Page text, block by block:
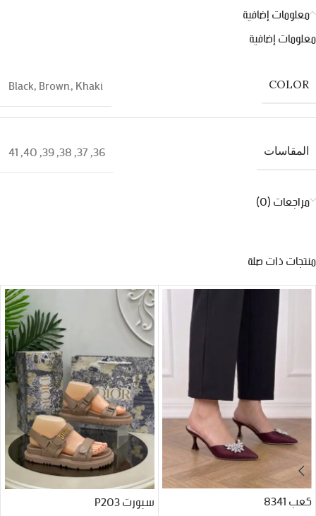
معلومات إضافية
معلومات إضافية
COLOR
Black,Brown,Khaki
المقاسات 36
,
37
,
38
,
39
,
40
,
41
مراجعات (0)
منتجات ذات صلة
كعب 8341
سبورت P203